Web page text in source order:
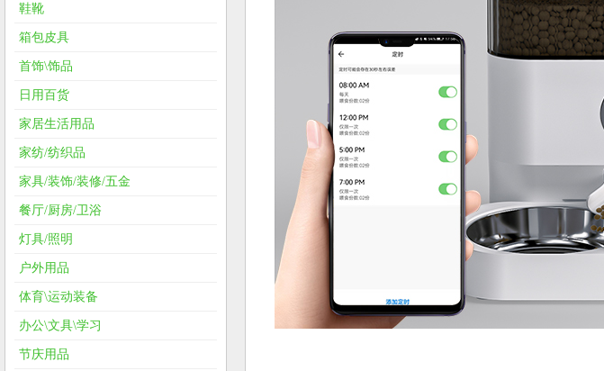
鞋靴
箱包皮具
首饰\饰品
日用百货
家居生活用品
家纺/纺织品
家具/装饰/装修/五金
餐厅/厨房/卫浴
灯具/照明
户外用品
体育\运动装备
办公\文具\学习
节庆用品